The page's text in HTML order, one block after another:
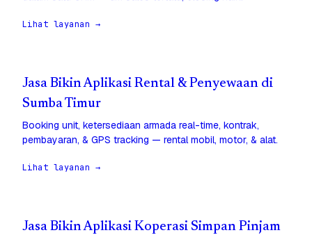
Lihat layanan →
Jasa Bikin Aplikasi Rental & Penyewaan di
Sumba Timur
Booking unit, ketersediaan armada real-time, kontrak,
pembayaran, & GPS tracking — rental mobil, motor, & alat.
Lihat layanan →
Jasa Bikin Aplikasi Koperasi Simpan Pinjam